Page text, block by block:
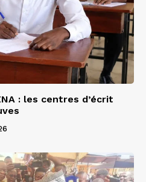
: les centres d’écrit